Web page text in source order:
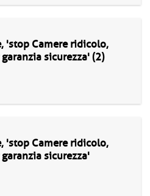
'stop Camere ridicolo,
sicurezza' (2)
'stop Camere ridicolo,
sicurezza'